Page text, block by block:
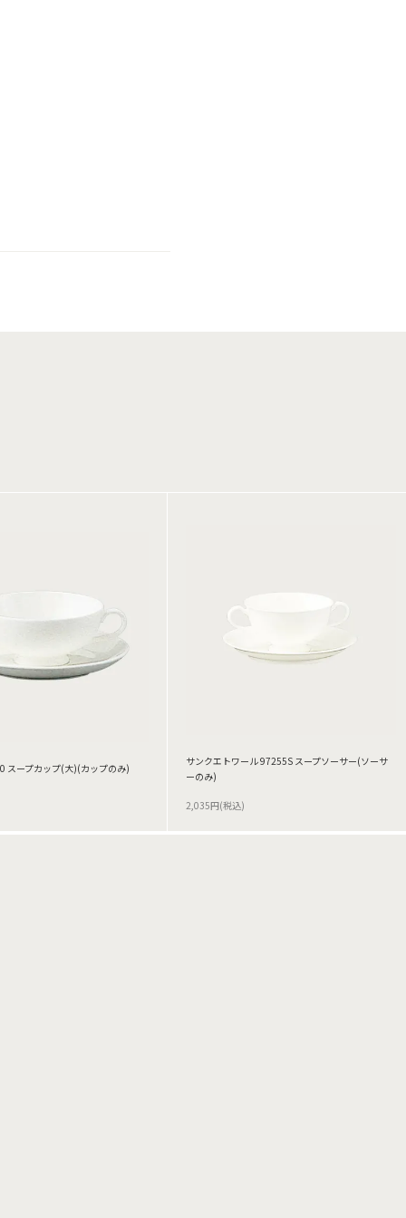
スープカップ(大)(カップのみ)
サンクエトワール 97255S スープソーサー(ソーサ
ーのみ)
2,035円(税込)